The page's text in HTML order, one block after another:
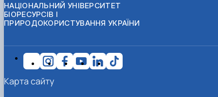
НАЦІОНАЛЬНИЙ УНІВЕРСИТЕТ
БІОРЕСУРСІВ І
ПРИРОДОКОРИСТУВАННЯ УКРАЇНИ
Карта сайту